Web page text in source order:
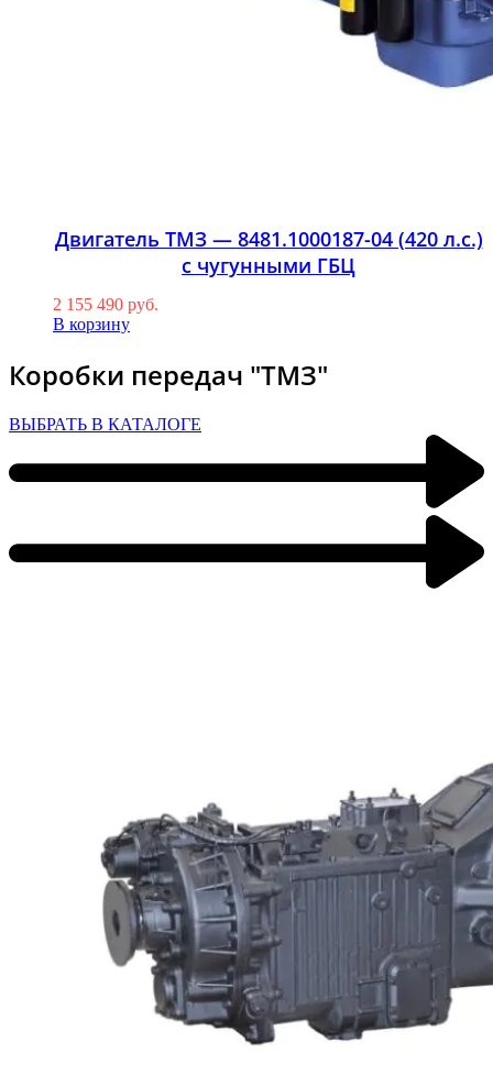
Двигатель ТМЗ — 8481.1000187-04 (420 л.с.)
с чугунными ГБЦ
2 155 490 руб.
В корзину
Коробки передач "ТМЗ"
ВЫБРАТЬ В КАТАЛОГЕ